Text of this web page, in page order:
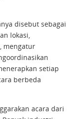
disebut sebagai
lokasi,
mengatur
setiap
berbeda
acara dari